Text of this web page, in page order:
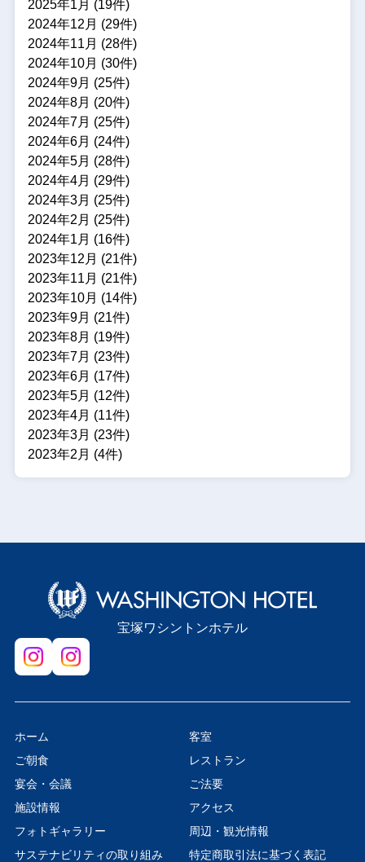
2025年1月 (19件)
2024年12月 (29件)
2024年11月 (28件)
2024年10月 (30件)
2024年9月 (25件)
2024年8月 (20件)
2024年7月 (25件)
2024年6月 (24件)
2024年5月 (28件)
2024年4月 (29件)
2024年3月 (25件)
2024年2月 (25件)
2024年1月 (16件)
2023年12月 (21件)
2023年11月 (21件)
2023年10月 (14件)
2023年9月 (21件)
2023年8月 (19件)
2023年7月 (23件)
2023年6月 (17件)
2023年5月 (12件)
2023年4月 (11件)
2023年3月 (23件)
2023年2月 (4件)
宝塚ワシントンホテル
ホーム
客室
ご朝食
レストラン
宴会・会議
ご法要
施設情報
アクセス
フォトギャラリー
周辺・観光情報
サステナビリティの取り組み
特定商取引法に基づく表記